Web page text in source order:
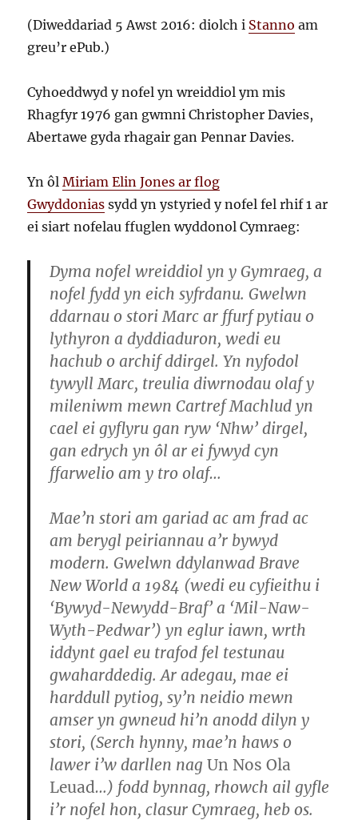
(Diweddariad 5 Awst 2016: diolch i Stanno am
greu’r ePub.)
Cyhoeddwyd y nofel yn wreiddiol ym mis
Rhagfyr 1976 gan gwmni Christopher Davies,
Abertawe gyda rhagair gan Pennar Davies.
Yn ôlMiriam Elin Jones ar flog
Gwyddonias sydd yn ystyried y nofel fel rhif 1 ar
ei siart nofelau ffuglen wyddonol Cymraeg:
Dyma nofel wreiddiol yn y Gymraeg, a
nofel fydd yn eich syfrdanu. Gwelwn
ddarnau o stori Marc ar ffurf pytiau o
lythyron a dyddiaduron, wedi eu
hachub o archif ddirgel. Yn nyfodol
tywyll Marc, treulia diwrnodau olaf y
mileniwm mewn Cartref Machlud yn
cael ei gyflyru gan ryw ‘Nhw’ dirgel,
gan edrych yn ôl ar ei fywyd cyn
ffarwelio am y tro olaf…
Mae’n stori am gariad ac am frad ac
am berygl peiriannau a’r bywyd
modern. Gwelwn ddylanwad Brave
New World a 1984 (wedi eu cyfieithu i
‘Bywyd-Newydd-Braf’ a ‘Mil-Naw-
Wyth-Pedwar’) yn eglur iawn, wrth
iddynt gael eu trafod fel testunau
gwaharddedig. Ar adegau, mae ei
harddull pytiog, sy’n neidio mewn
amser yn gwneud hi’n anodd dilyn y
stori, (Serch hynny, mae’n haws o
lawer i’w darllen nagUn Nos Ola
Leuad…) fodd bynnag, rhowch ail gyfle
i’r nofel hon, clasur Cymraeg, heb os.